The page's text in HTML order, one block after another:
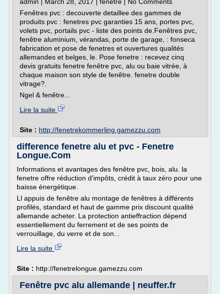
Fenêtres pvc : decouverte detaillee des gammes de
produits pvc : fenetres pvc garanties 15 ans, portes pvc,
volets pvc, portails pvc - liste des points de.Fenêtres pvc,
fenêtre aluminium, vérandas, porte de garage, : fonseca
fabrication et pose de fenetres et ouvertures qualités
allemandes et belges, le. Pose fenetre : recevez cinq
devis gratuits fenetre fenêtre pvc, alu ou baie vitrée, à
chaque maison son style de fenêtre. fenetre double
vitrage?.
Ngel & fenêtre...
Lire la suite
Site : http://fenetrekommerling.gamezzu.com
difference fenetre alu et pvc - Fenetre
Longue.Com
Informations et avantages des fenêtre pvc, bois, alu. la
fenetre offre réduction d'impôts, crédit à taux zéro pour une
baisse énergétique.
Ll appuis de fenêtre alu montage de fenêtres à différents
profilés, standard et haut de gamme prix discount qualité
allemande acheter. La protection antieffraction dépend
essentiellement du ferrement et de ses points de
verrouillage, du verre et de son...
Lire la suite
Site : http://fenetrelongue.gamezzu.com
Fenêtre pvc alu allemande | neuffer.fr